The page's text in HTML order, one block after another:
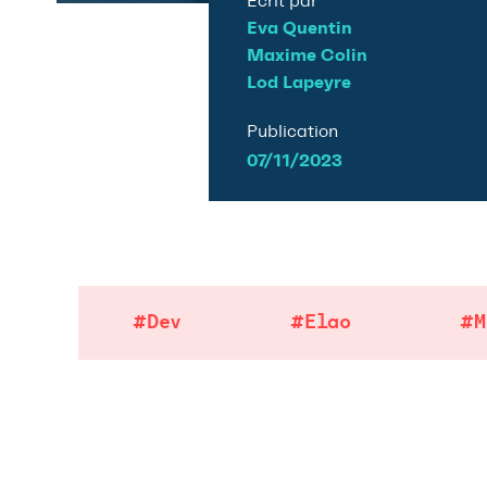
Eva Quentin
Maxime Colin
Lod Lapeyre
Publication
07/11/2023
#Dev #Elao